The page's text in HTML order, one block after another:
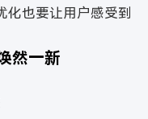
化也要让用户感受到
然一新